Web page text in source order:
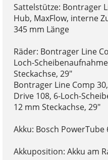
Sattelstütze: Bontrager
Hub, MaxFlow, interne
345 mm Länge
Räder: Bontrager Line
Loch-
Steckachse, 29"
Bontrager Line Comp
Drive 108, 6-Loch-
12 mm Steckachse, 29"
Akku: Bosch PowerTube
Akkuposition: Akku am